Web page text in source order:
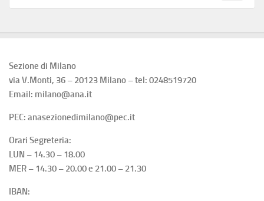
Sezione di Milano
via V.Monti, 36 – 20123 Milano – tel: 0248519720
Email: milano@ana.it
PEC: anasezionedimilano@pec.it
Orari Segreteria:
LUN – 14.30 – 18.00
MER – 14.30 – 20.00 e 21.00 – 21.30
IBAN: